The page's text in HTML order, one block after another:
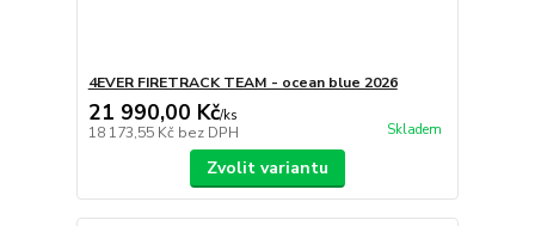
4EVER FIRETRACK TEAM - ocean blue 2026
21 990,00 Kč/ks
18 173,55 Kč bez DPH Skladem
Zvolit variantu